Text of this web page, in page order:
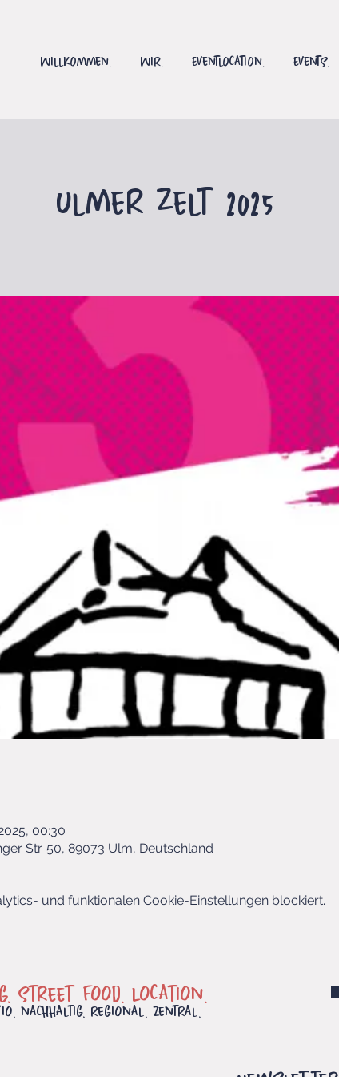
Willkommen. Wir. Eventlocation. Events.
ulmer zelt 2025
00:30
Str. 50, 89073 Ulm, Deutschland
und funktionalen Cookie-Einstellungen blockiert.
Street Food. Location.
nachhaltig. regional. Zentral.